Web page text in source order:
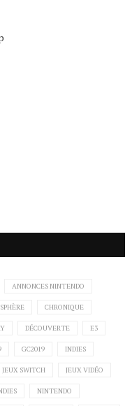
ANNONCES NINTENDO
CHRONIQUE
DÉCOUVERTE E3
GC2019 INDIES
JEUX SWITCH JEUX VIDÉO
NINTENDO